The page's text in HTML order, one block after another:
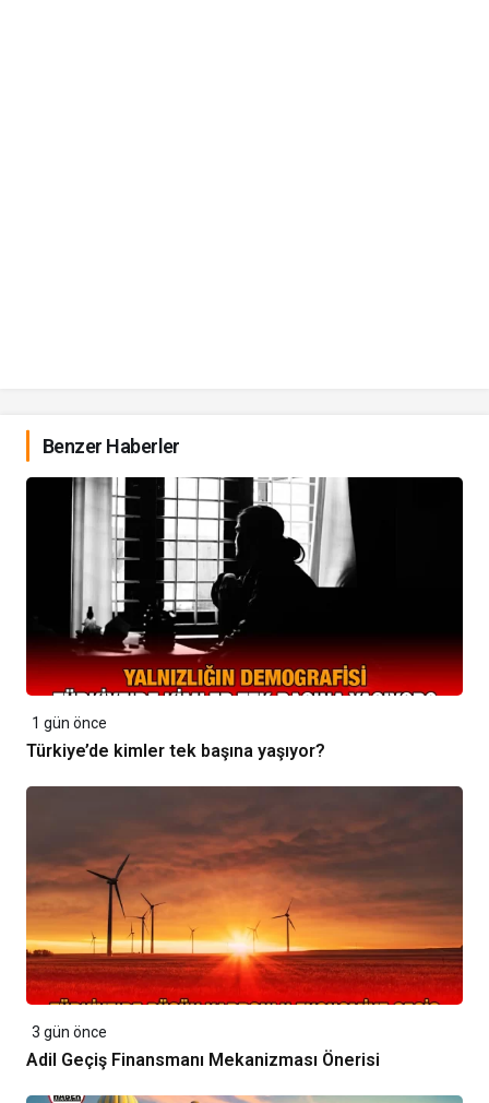
Benzer Haberler
1 gün önce
Türkiye’de kimler tek başına yaşıyor?
3 gün önce
Adil Geçiş Finansmanı Mekanizması Önerisi